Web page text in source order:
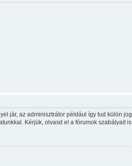
jár, az adminisztrátor például így tud külön
Kérjük, olvasd el a fórumok szabályait